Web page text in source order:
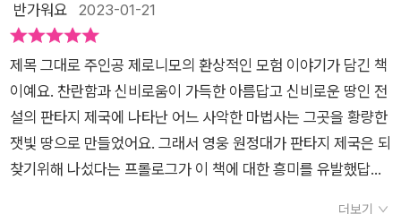
서나 볼 것 같은 머리 세개 달린 공포스러운 뱀과 마주하고, 거대
도 하고, 거대한 바위산의 모습을 한 돌 거인과 일곱 가지 시험을
치르기도 한다. 과연 제로니모와 일행들은 왕관을 찾아 판타지 제
국을 구하고 부활시킬 수 있을까? 책 속에는 판타지 제국의 열
쇠가 별도로 들어 있다. 책을 읽으며 판타지 제국의 열쇠 표시가
있는 곳마다 열쇠를 놓아 두면 열쇠 구멍으로 특별한 단어를 찾을
수 있다. 그 단어들을 모아서 특정 페이지에 적으면 새 황제가 전
는 느낌을 받을수 있어서 뿌듯하다는 아이와 함께 읽어서 늘 좋게
다가온다. [출판사로부터 도서 협찬을 받았고 본인의 주관적
인 견해에 의하여 작성함]
여왕님의 근심과 백성들의 걱정과 염려가 얼마나 켰겠어요. 자녀
관으로 향하는 길에 오솔길 7개의 시험을 통과해야 난관을 만나
게 되요. 한명의 승리한 자만이 갈 수 있는 길에 대한 내용을 볼
수 있어요. 과연 진정한 승자는 누구일까요? 이 책은 요즘 시중에
만나는 책들과 다른 부분들이 있습니다. 이것이 장점이라고 생각
해ㅛ. 이 책은 거친 단어나 문장들로 구성되어 있지 않아요. 뿐만
아니라 자극적인 내용들도 없어요. 놀랍게도 이 책은 깊은 맛을
반가워요 2023-01-21
제목 그대로 주인공 제로니모의 환상적인 모험 이야기가 담긴 책
이예요. 찬란함과 신비로움이 가득한 아름답고 신비로운 땅인 전
설의 판타지 제국에 나타난 어느 사악한 마법사는 그곳을 황량한
잿빛 땅으로 만들었어요. 그래서 영웅 원정대가 판타지 제국은 되
찾기위해 나섰다는 프롤로그가 이 책에 대한 흥미를 유발했답니
더보기